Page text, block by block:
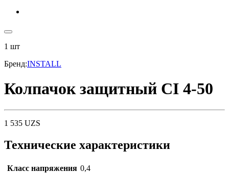
1 шт
Бренд:INSTALL
Колпачок защитный CI 4-50
1 535 UZS
Технические характеристики
Класс напряжения 0,4